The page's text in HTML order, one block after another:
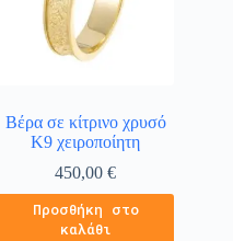
Βέρα σε κίτρινο χρυσό
Κ9 χειροποίητη
450,00€
Προσθήκη στο
καλάθι